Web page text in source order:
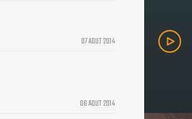
07 AOUT 2014
06 AOUT 2014